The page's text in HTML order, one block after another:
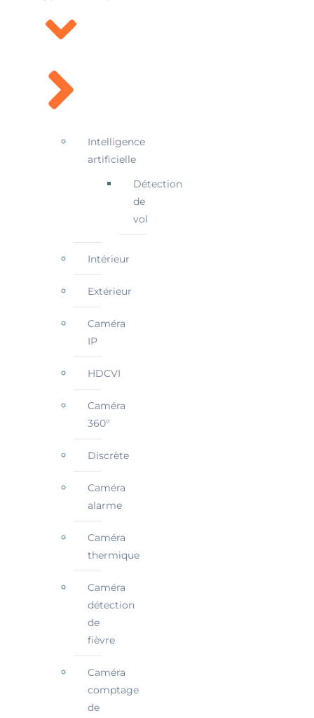
Intelligence
artificielle
Détection
de
vol
Intérieur
Extérieur
Caméra
IP
HDCVI
Caméra
360°
Discrète
Caméra
alarme
Caméra
thermique
Caméra
détection
de
fièvre
Caméra
comptage
de